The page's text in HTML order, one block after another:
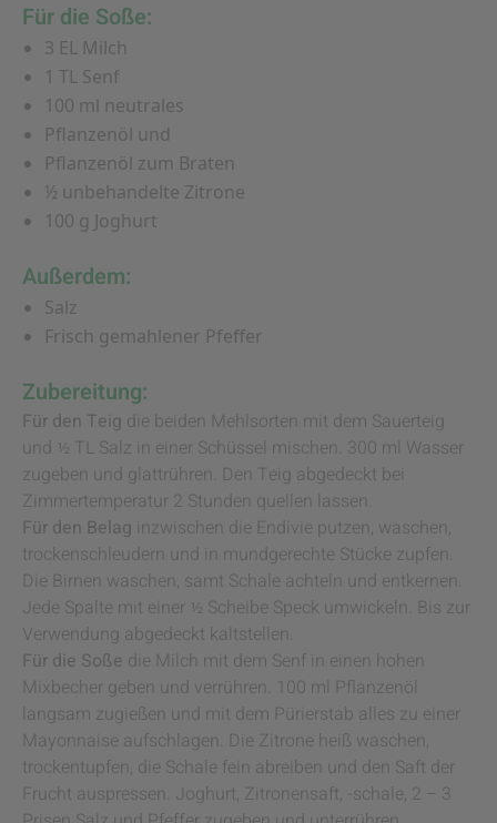
Für die Soße:
3 EL Milch
1 TL Senf
100 ml neutrales
Pflanzenöl und
Pflanzenöl zum Braten
½ unbehandelte Zitrone
100 g Joghurt
Außerdem:
Salz
Frisch gemahlener Pfeffer
Zubereitung:
Für den Teig die beiden Mehlsorten mit dem Sauerteig
und ½ TL Salz in einer Schüssel mischen. 300 ml Wasser
zugeben und glattrühren. Den Teig abgedeckt bei
Zimmertemperatur 2 Stunden quellen lassen.
Für den Belag inzwischen die Endivie putzen, waschen,
trockenschleudern und in mundgerechte Stücke zupfen.
Die Birnen waschen, samt Schale achteln und entkernen.
Jede Spalte mit einer ½ Scheibe Speck umwickeln. Bis zur
Verwendung abgedeckt kaltstellen.
Für die Soße die Milch mit dem Senf in einen hohen
Mixbecher geben und verrühren. 100 ml Pflanzenöl
langsam zugießen und mit dem Pürierstab alles zu einer
Mayonnaise aufschlagen. Die Zitrone heiß waschen,
trockentupfen, die Schale fein abreiben und den Saft der
Frucht auspressen. Joghurt, Zitronensaft, -schale, 2 – 3